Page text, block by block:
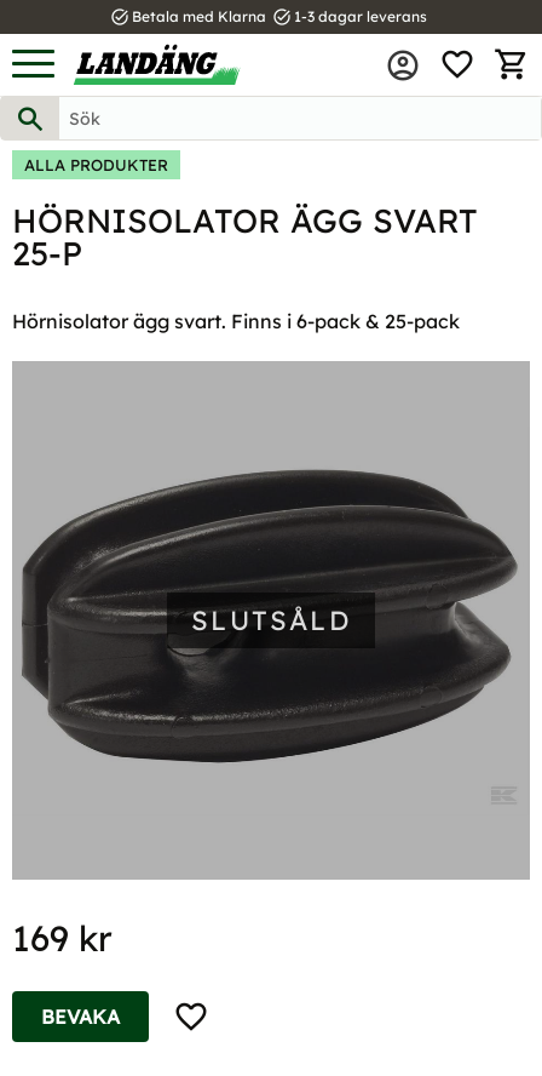
Meny
task_alt Betala med Klarna task_alt 1-3 dagar leverans
ALLA PRODUKTER
HÖRNISOLATOR ÄGG SVART
25-P
Hörnisolator ägg svart. Finns i 6-pack & 25-pack
SLUTSÅLD
169 kr
Lägg till i favoriter
BEVAKA